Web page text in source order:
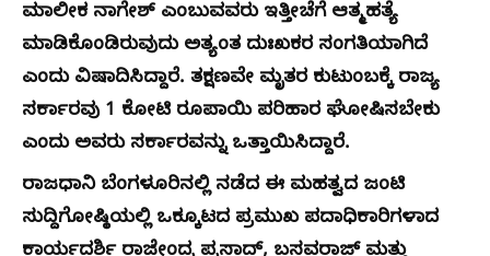
ಮಾಲೀಕ ನಾಗೇಶ್ ಎಂಬುವವರು ಇತ್ತೀಚೆಗೆ ಆತ್ಮಹತ್ಯೆ
ಮಾಡಿಕೊಂಡಿರುವುದು ಅತ್ಯಂತ ದುಃಖಕರ ಸಂಗತಿಯಾಗಿದೆ
ಎಂದು ವಿಷಾದಿಸಿದ್ದಾರೆ. ತಕ್ಷಣವೇ ಮೃತರ ಕುಟುಂಬಕ್ಕೆ ರಾಜ್ಯ
ಸರ್ಕಾರವು 1 ಕೋಟಿ ರೂಪಾಯಿ ಪರಿಹಾರ ಘೋಷಿಸಬೇಕು
ಎಂದು ಅವರು ಸರ್ಕಾರವನ್ನು ಒತ್ತಾಯಿಸಿದ್ದಾರೆ.
ರಾಜಧಾನಿ ಬೆಂಗಳೂರಿನಲ್ಲಿ ನಡೆದ ಈ ಮಹತ್ವದ ಜಂಟಿ
ಸುದ್ದಿಗೋಷ್ಠಿಯಲ್ಲಿ ಒಕ್ಕೂಟದ ಪ್ರಮುಖ ಪದಾಧಿಕಾರಿಗಳಾದ